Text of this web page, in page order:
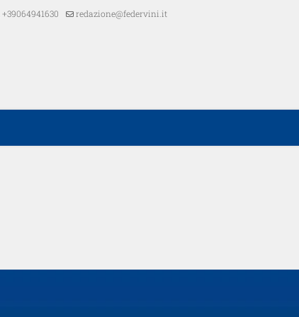
+39064941630 redazione@federvini.it